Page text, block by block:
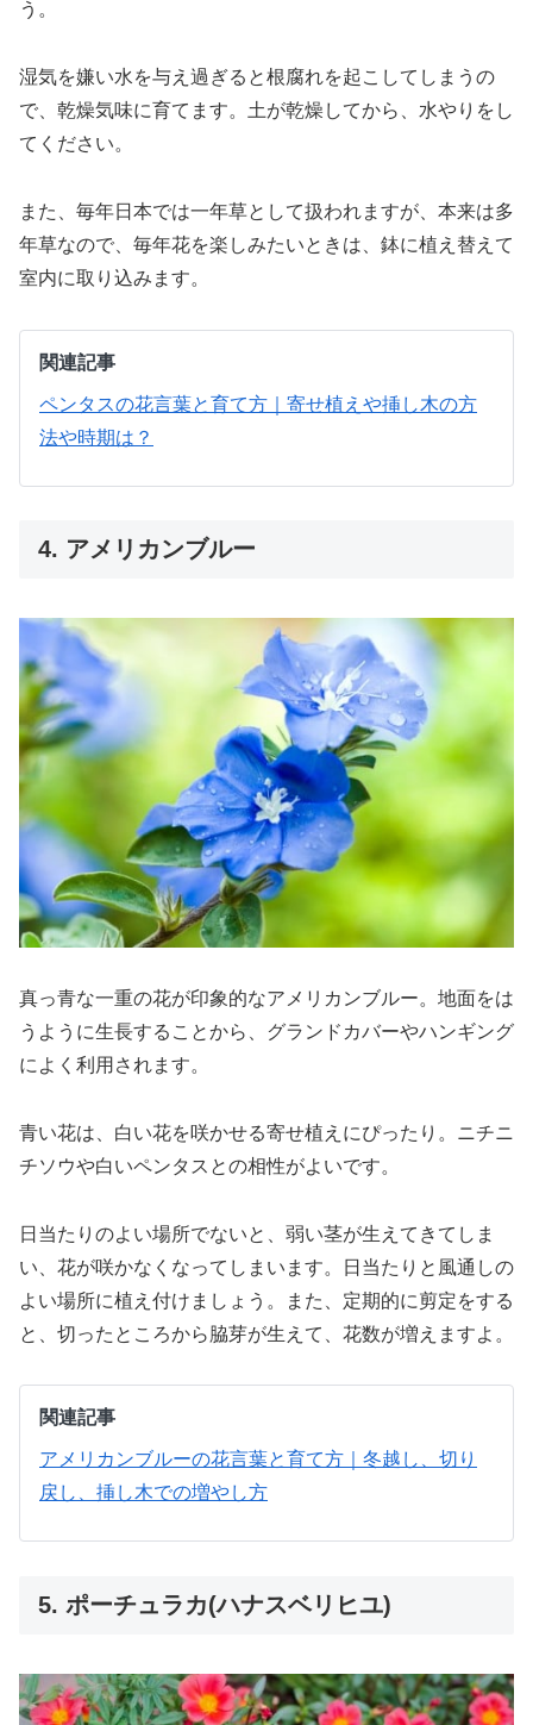
う。
湿気を嫌い水を与え過ぎると根腐れを起こしてしまうの
で、乾燥気味に育てます。土が乾燥してから、水やりをし
てください。
また、毎年日本では一年草として扱われますが、本来は多
年草なので、毎年花を楽しみたいときは、鉢に植え替えて
室内に取り込みます。
関連記事
ペンタスの花言葉と育て方｜寄せ植えや挿し木の方
法や時期は？
4. アメリカンブルー
真っ青な一重の花が印象的なアメリカンブルー。地面をは
うように生長することから、グランドカバーやハンギング
によく利用されます。
青い花は、白い花を咲かせる寄せ植えにぴったり。ニチニ
チソウや白いペンタスとの相性がよいです。
日当たりのよい場所でないと、弱い茎が生えてきてしま
い、花が咲かなくなってしまいます。日当たりと風通しの
よい場所に植え付けましょう。また、定期的に剪定をする
と、切ったところから脇芽が生えて、花数が増えますよ。
関連記事
アメリカンブルーの花言葉と育て方｜冬越し、切り
戻し、挿し木での増やし方
5. ポーチュラカ(ハナスベリヒユ)